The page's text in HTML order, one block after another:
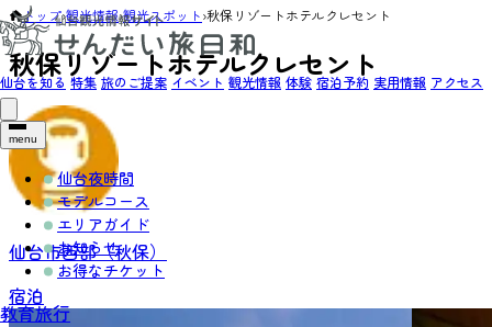
仙台を知る 特集 旅のご提案 イベント 観光情報 体験 宿泊予約 実用情報 アクセス
menu
仙台夜時間
モデルコース
エリアガイド
お知らせ
お得なチケット
教育旅行
トップ›観光情報›観光スポット›秋保リゾートホテルクレセント
秋保リゾートホテルクレセント
仙台市西部（秋保）
宿泊